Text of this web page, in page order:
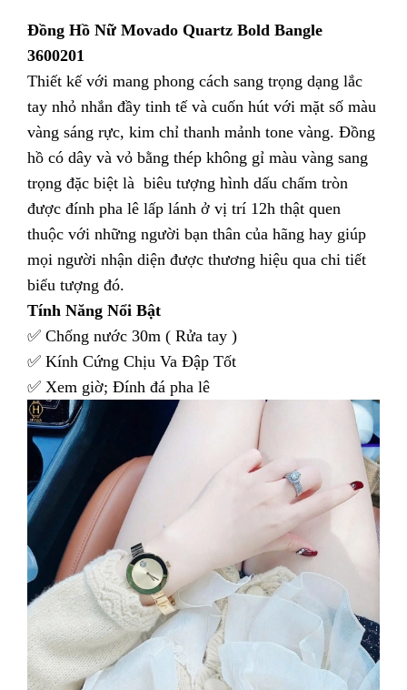
Đồng Hồ Nữ Movado Quartz Bold Bangle
3600201
Thiết kế với mang phong cách sang trọng dạng lắc
tay nhỏ nhắn đầy tinh tế và cuốn hút với mặt số màu
vàng sáng rực, kim chỉ thanh mảnh tone vàng. Đồng
hồ có dây và vỏ bằng thép không gỉ màu vàng sang
trọng đặc biệt là biêu tượng hình dấu chấm tròn
được đính pha lê lấp lánh ở vị trí 12h thật quen
thuộc với những người bạn thân của hãng hay giúp
mọi người nhận diện được thương hiệu qua chi tiết
biểu tượng đó.
Tính Năng Nổi Bật
✅ Chống nước 30m ( Rửa tay )
✅ Kính Cứng Chịu Va Đập Tốt
✅ Xem giờ; Đính đá pha lê